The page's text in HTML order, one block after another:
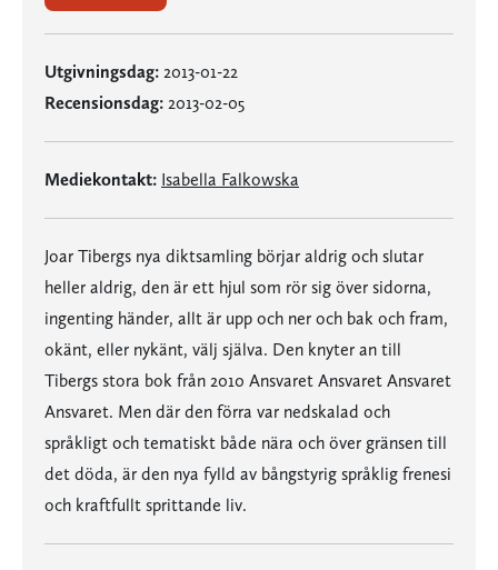
Utgivningsdag: 2013-01-22
Recensionsdag: 2013-02-05
Mediekontakt: Isabella Falkowska
Joar Tibergs nya diktsamling börjar aldrig och slutar
heller aldrig, den är ett hjul som rör sig över sidorna,
ingenting händer, allt är upp och ner och bak och fram,
okänt, eller nykänt, välj själva. Den knyter an till
Tibergs stora bok från 2010 Ansvaret Ansvaret Ansvaret
Ansvaret. Men där den förra var nedskalad och
språkligt och tematiskt både nära och över gränsen till
det döda, är den nya fylld av bångstyrig språklig frenesi
och kraftfullt sprittande liv.